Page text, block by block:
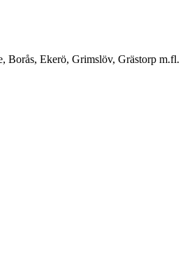
Borås, Ekerö, Grimslöv, Grästorp m.fl.